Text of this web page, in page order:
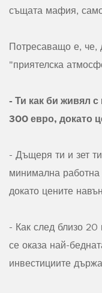
същата мафия,
Потресаващо е, че,
"приятелска
- Ти как би живял
300 евро, докато
- Дъщеря ти и зет
минимална
докато цените
- Как след близо 20
се оказа най-
инвестициите